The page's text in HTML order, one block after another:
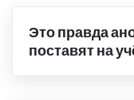
Это правда
поставят на